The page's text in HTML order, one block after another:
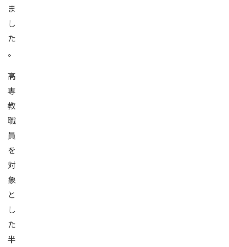
ま
し
た
。
高
専
教
職
員
を
対
象
と
し
た
半